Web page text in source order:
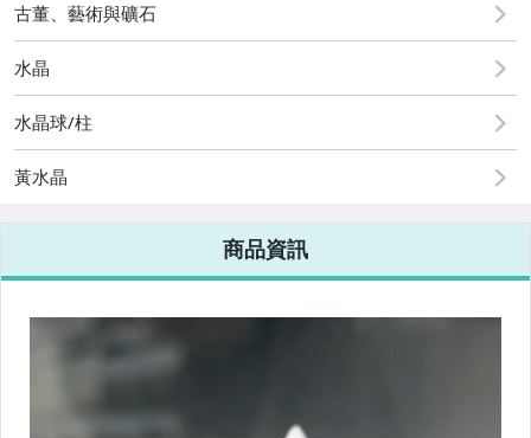
古董、藝術與礦石
水晶
水晶球/柱
黃水晶
商品資訊